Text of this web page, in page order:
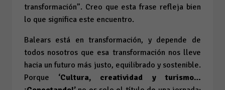
transformación”. Creo que esta frase refleja bien
lo que significa este encuentro.
Balears está en transformación, y depende de
todos nosotros que esa transformación nos lleve
hacia un futuro más justo, equilibrado y sostenible.
Porque ‘Cultura, creatividad y turismo…